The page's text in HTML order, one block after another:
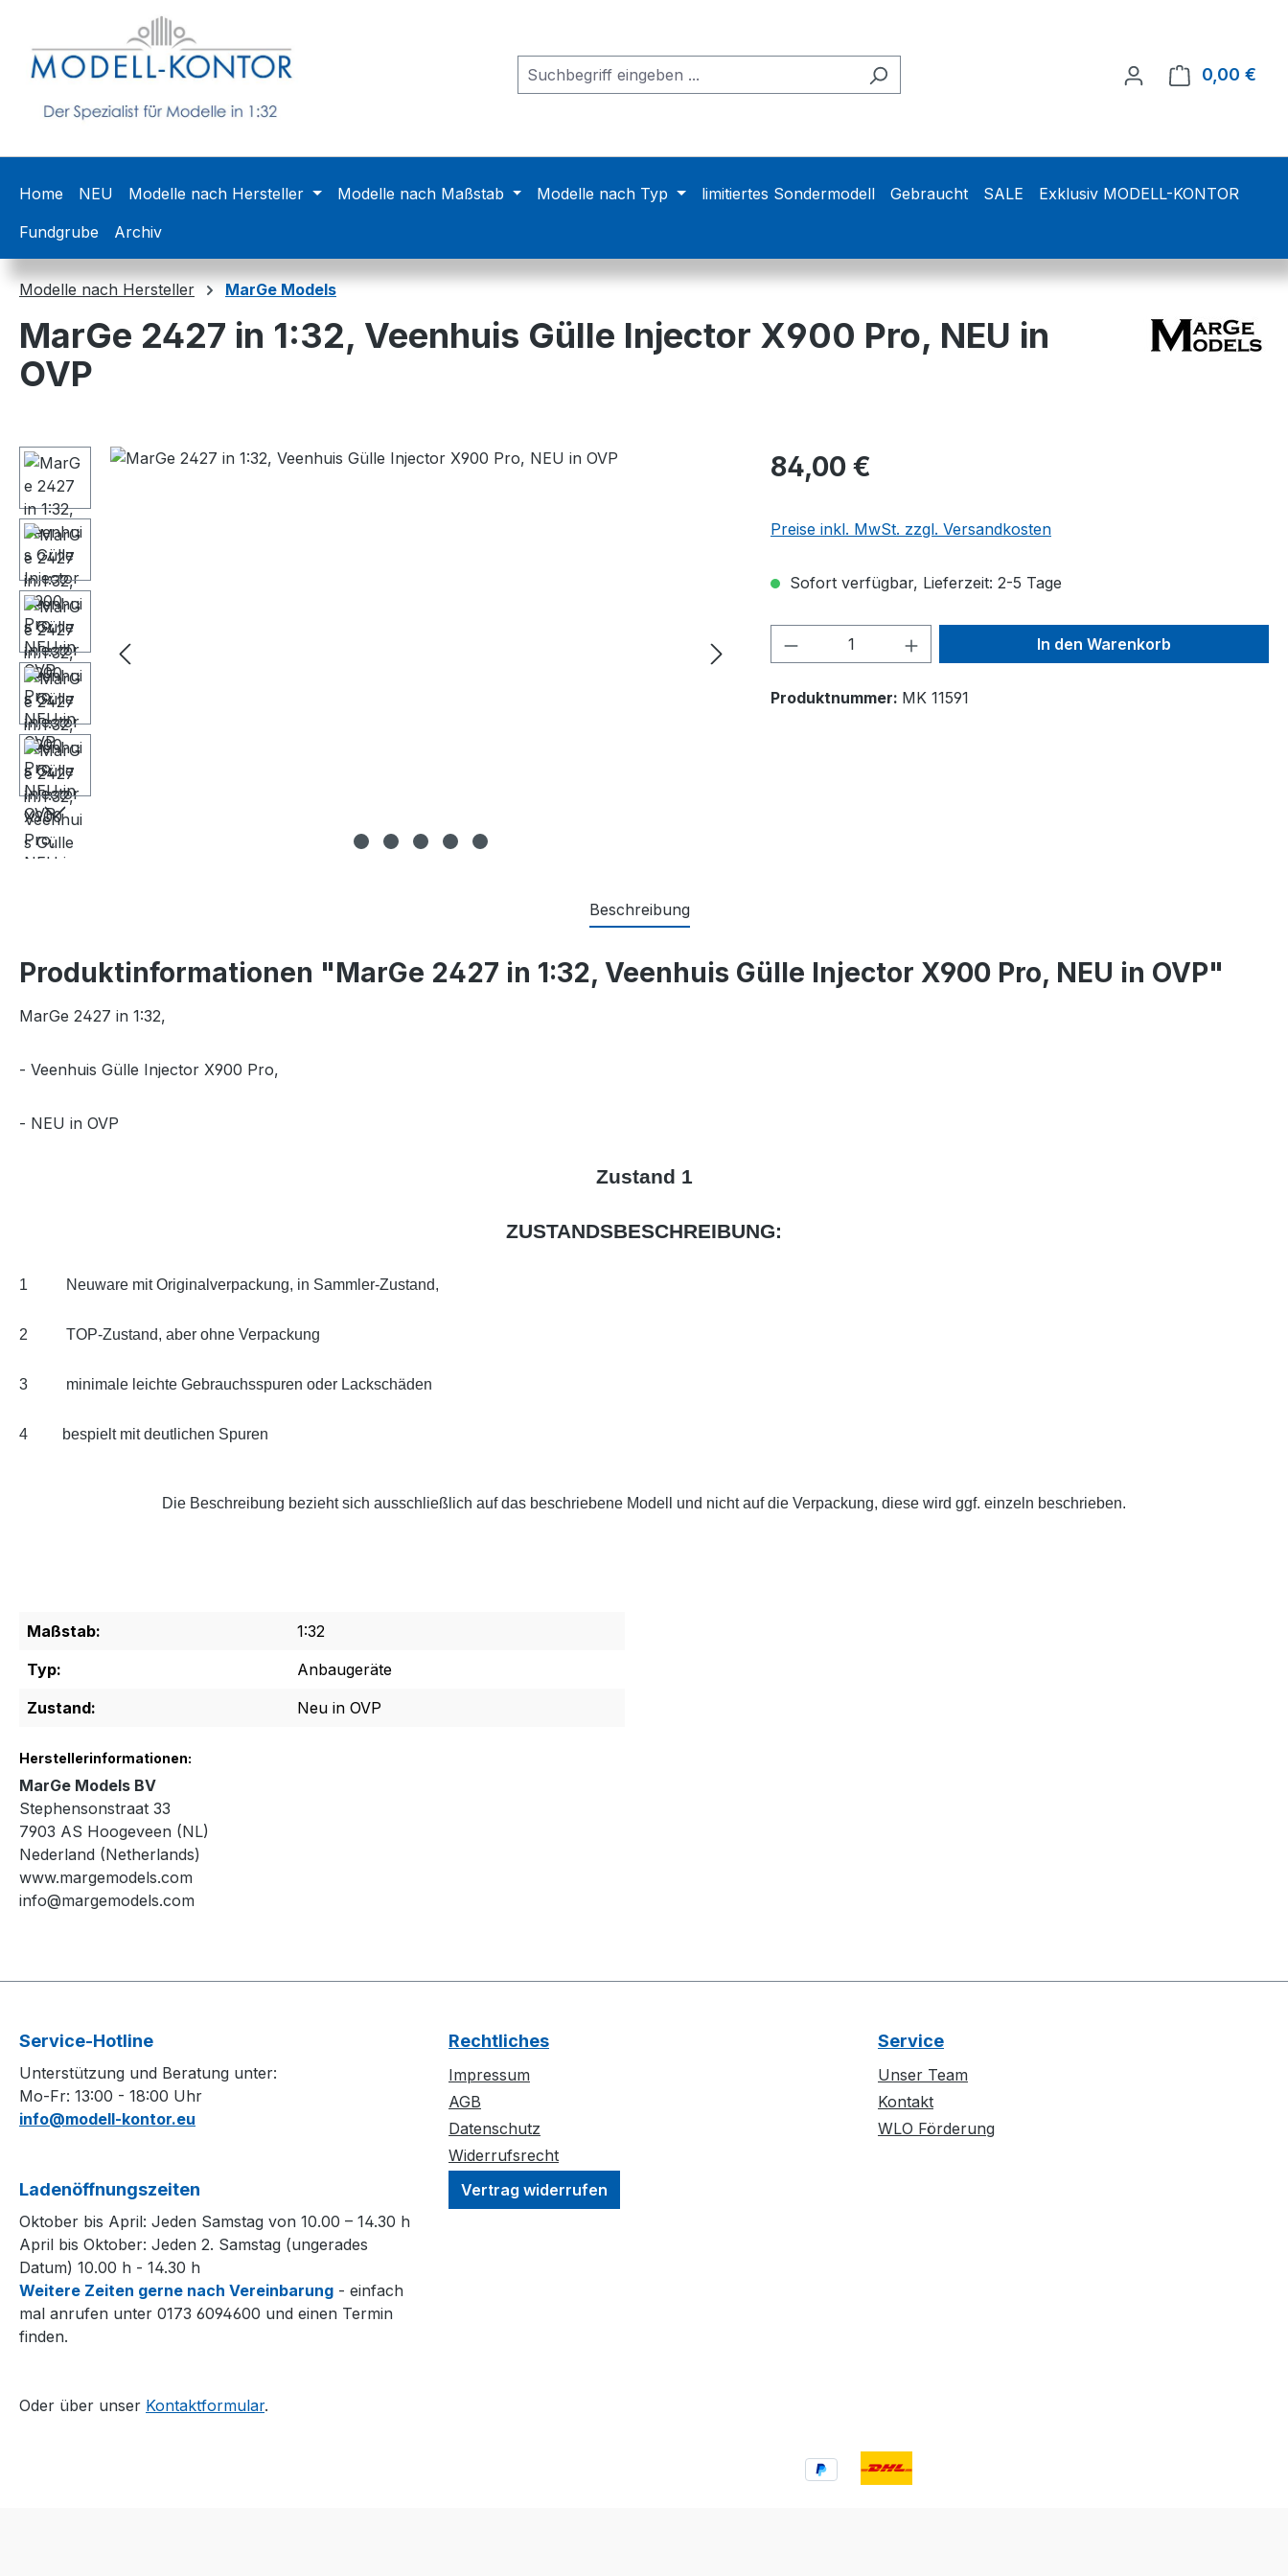
Hauptinhalt springen
Zur Suche springen
Zur Hauptnavigation springen
0,00 €
Home NEU Modelle nach Hersteller Modelle nach Maßstab Modelle nach Typ limitiertes Sondermodell Gebraucht SALE
Exklusiv MODELL-KONTOR
Fundgrube
Archiv
Modelle nach Hersteller MarGe Models
MarGe 2427 in 1:32, Veenhuis Gülle Injector X900 Pro, NEU in
OVP
Bildergalerie überspringen 84,00 €
Preise inkl. MwSt. zzgl. Versandkosten
Sofort verfügbar, Lieferzeit: 2-5 Tage
Produkt Anzahl: Gib den gewünschten Wert
In den Warenkorb
Produktnummer: MK 11591
Beschreibung
Produktinformationen "MarGe 2427 in 1:32, Veenhuis Gülle Injector X900 Pro, NEU in OVP"
MarGe 2427 in 1:32,
- Veenhuis Gülle Injector X900 Pro,
- NEU in OVP
Zustand 1
ZUSTANDSBESCHREIBUNG:
1 Neuware mit Originalverpackung, in Sammler-Zustand,
2 TOP-Zustand, aber ohne Verpackung
3 minimale leichte Gebrauchsspuren oder Lackschäden
4 bespielt mit deutlichen Spuren
Die Beschreibung bezieht sich ausschließlich auf das beschriebene Modell und nicht auf die Verpackung, diese wird ggf. einzeln beschrieben.
Maßstab:
1:32
Typ:
Anbaugeräte
Zustand:
Neu in OVP
Herstellerinformationen:
MarGe Models BV
Stephensonstraat 33
7903 AS Hoogeveen (NL)
Nederland (Netherlands)
www.margemodels.com
info@margemodels.com
Service-Hotline
Unterstützung und Beratung unter:
Mo-Fr: 13:00 - 18:00 Uhr
info@modell-kontor.eu
Ladenöffnungszeiten
Oktober bis April: Jeden Samstag von 10.00 – 14.30 h
April bis Oktober: Jeden 2. Samstag (ungerades
Datum) 10.00 h - 14.30 h
Weitere Zeiten gerne nach Vereinbarung - einfach
mal anrufen unter 0173 6094600 und einen Termin
finden.
Oder über unser Kontaktformular.
Rechtliches
Impressum
AGB
Datenschutz
Widerrufsrecht
Vertrag widerrufen
Service
Unser Team
Kontakt
WLO Förderung